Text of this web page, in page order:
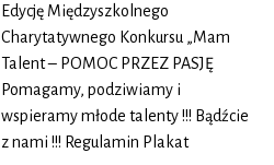
Edycję Międzyszkolnego
Charytatywnego Konkursu „Mam
Talent – POMOC PRZEZ PASJĘ
Pomagamy, podziwiamy i
wspieramy młode talenty !!! Bądźcie
z nami !!! Regulamin Plakat